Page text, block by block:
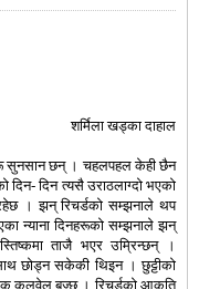
शर्मिला खड्का दाहाल
सुनसान छन् । चहलपहल केही छैन
दिन-दिन त्यसै उराठलाग्दो भएको
। झन् रिचर्डको सम्झनाले थप
न्याना दिनहरूको सम्झनाले झन्
ताजै भएर उम्रिन्छन् ।
छोड्न सकेकी थिइन । छुट्टीको
कलवेल बज्छ । रिचर्डको आकृति